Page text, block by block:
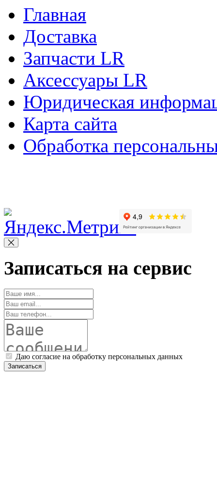
Главная
Доставка
Запчасти LR
Аксессуары LR
Юридическая
Карта сайта
Обработка
Записаться на сервис
Даю согласие на обработку персональных данных
Записаться